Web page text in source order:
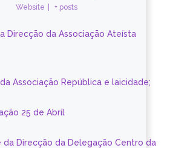
Website + posts
Direcção da Associação Ateísta
Associação República e laicidade;
25 de Abril
Direcção da Delegação Centro da